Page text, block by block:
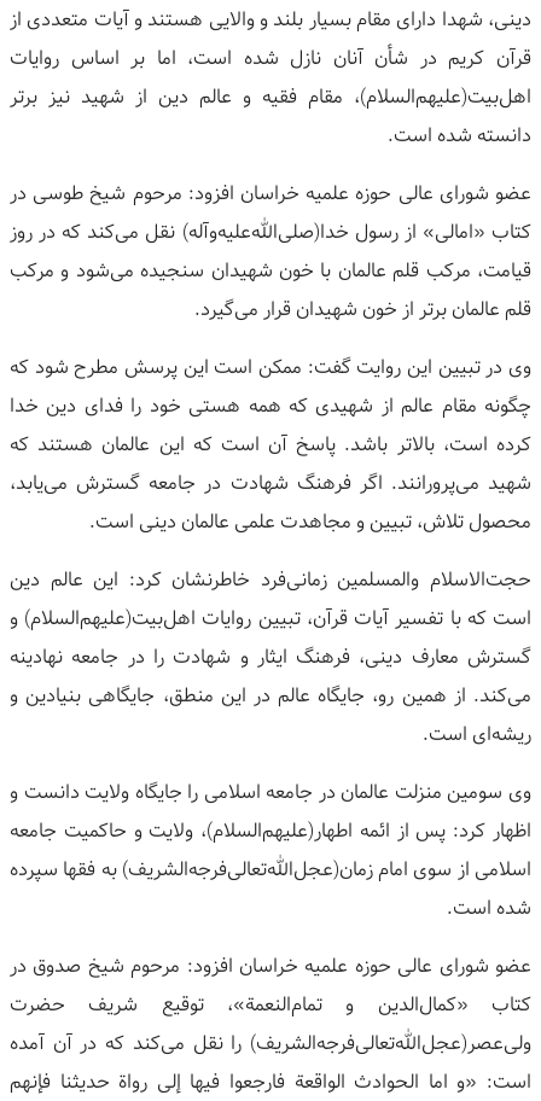
دینی، شهدا دارای مقام بسیار بلند و والایی هستند و آیات متعددی از
قرآن کریم در شأن آنان نازل شده است، اما بر اساس روایات
اهل‌بیت(علیهم‌السلام)، مقام فقیه و عالم دین از شهید نیز برتر
دانسته شده است.
عضو شورای عالی حوزه علمیه خراسان افزود: مرحوم شیخ طوسی در
کتاب «امالی» از رسول خدا(صلی‌الله‌علیه‌وآله) نقل می‌کند که در روز
قیامت، مرکب قلم عالمان با خون شهیدان سنجیده می‌شود و مرکب
قلم عالمان برتر از خون شهیدان قرار می‌گیرد.
وی در تبیین این روایت گفت: ممکن است این پرسش مطرح شود که
چگونه مقام عالم از شهیدی که همه هستی خود را فدای دین خدا
کرده است، بالاتر باشد. پاسخ آن است که این عالمان هستند که
شهید می‌پرورانند. اگر فرهنگ شهادت در جامعه گسترش می‌یابد،
محصول تلاش، تبیین و مجاهدت علمی عالمان دینی است.
حجت‌الاسلام والمسلمین زمانی‌فرد خاطرنشان کرد: این عالم دین
است که با تفسیر آیات قرآن، تبیین روایات اهل‌بیت(علیهم‌السلام) و
گسترش معارف دینی، فرهنگ ایثار و شهادت را در جامعه نهادینه
می‌کند. از همین رو، جایگاه عالم در این منطق، جایگاهی بنیادین و
ریشه‌ای است.
وی سومین منزلت عالمان در جامعه اسلامی را جایگاه ولایت دانست و
اظهار کرد: پس از ائمه اطهار(علیهم‌السلام)، ولایت و حاکمیت جامعه
اسلامی از سوی امام زمان(عجل‌الله‌تعالی‌فرجه‌الشریف) به فقها سپرده
شده است.
عضو شورای عالی حوزه علمیه خراسان افزود: مرحوم شیخ صدوق در
کتاب «کمال‌الدین و تمام‌النعمة»، توقیع شریف حضرت
ولی‌عصر(عجل‌الله‌تعالی‌فرجه‌الشریف) را نقل می‌کند که در آن آمده
است: «و اما الحوادث الواقعة فارجعوا فیها إلی رواة حدیثنا فإنهم